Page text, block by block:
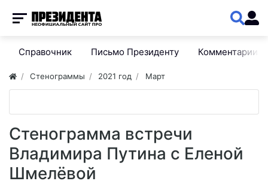
Справочник Письмо Президенту Комментарии
Стенограммы 2021 год Март
Стенограмма встречи
Владимира Путина с Еленой
Шмелёвой